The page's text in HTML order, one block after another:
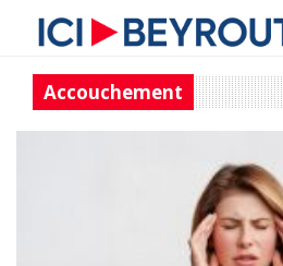
Accouchement